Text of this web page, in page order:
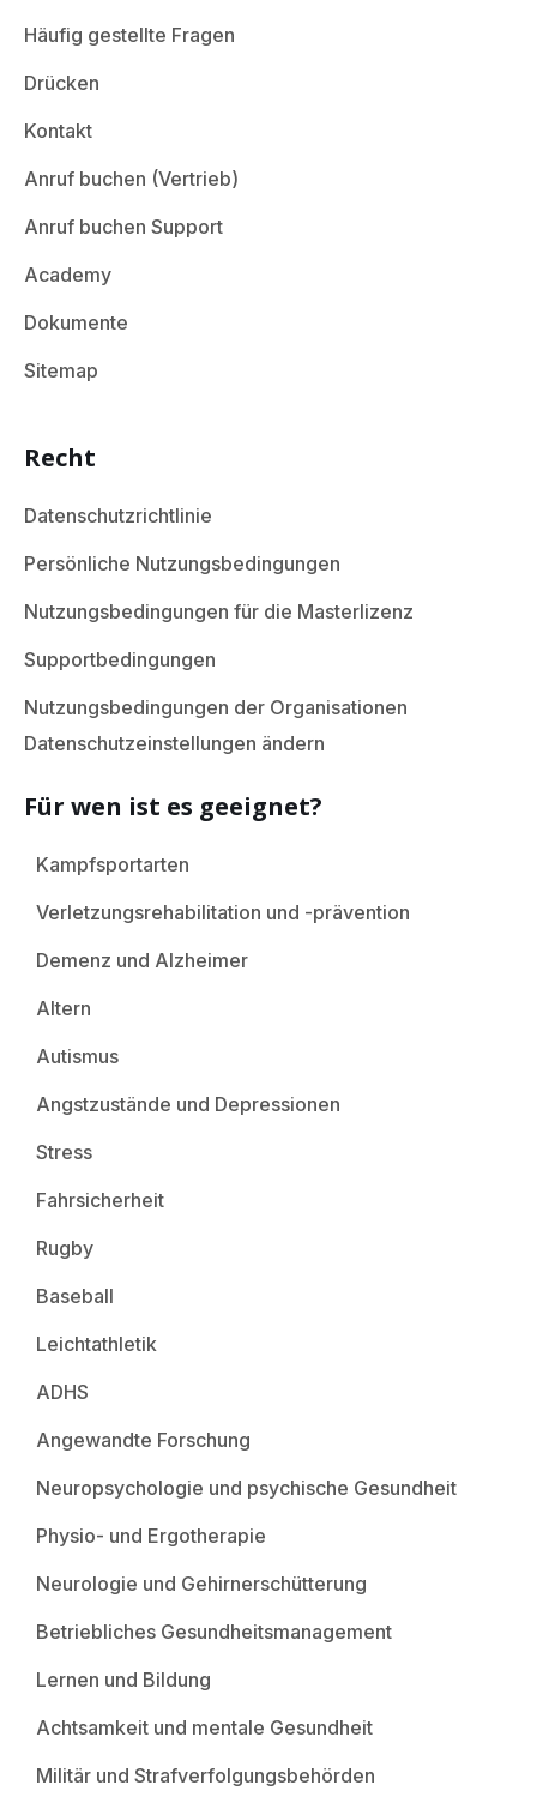
Häufig gestellte Fragen
Drücken
Kontakt
Anruf buchen (Vertrieb)
Anruf buchen Support
Academy
Dokumente
Sitemap
Recht
Datenschutzrichtlinie
Persönliche Nutzungsbedingungen
Nutzungsbedingungen für die Masterlizenz
Supportbedingungen
Nutzungsbedingungen der Organisationen
Datenschutzeinstellungen ändern
Für wen ist es geeignet?
Kampfsportarten
Verletzungsrehabilitation und -prävention
Demenz und Alzheimer
Altern
Autismus
Angstzustände und Depressionen
Stress
Fahrsicherheit
Rugby
Baseball
Leichtathletik
ADHS
Angewandte Forschung
Neuropsychologie und psychische Gesundheit
Physio- und Ergotherapie
Neurologie und Gehirnerschütterung
Betriebliches Gesundheitsmanagement
Lernen und Bildung
Achtsamkeit und mentale Gesundheit
Militär und Strafverfolgungsbehörden